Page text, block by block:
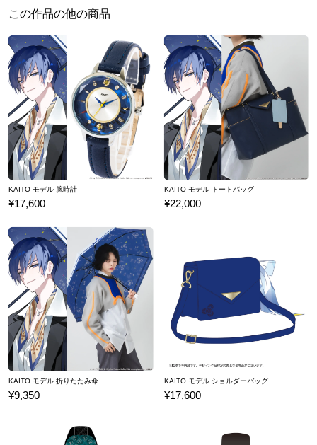
トウォッチです。
※こちらをご購入の際には、商品1点につき限定イラストカード1枚
が特典として付属いたします。
※裏蓋に入る柄の向きは正位置にはならず個体差がございます。あらかじめご
了承ください。
©Crypton Future Media, INC. www.piapro.net
原産国／ 中国
素材／ ケース・裏蓋・リュウズ・バックル：ステンレススチール 文字盤：真
ON Y121（日本製）
小
大
サイズガイドページはこちら
この作品の他の商品
KAITO モデル 腕時計
¥17,600
KAITO モデル トートバッグ
¥22,000
KAITO モデル 折りたたみ傘
¥9,350
KAITO モデル ショルダーバッグ
¥17,600